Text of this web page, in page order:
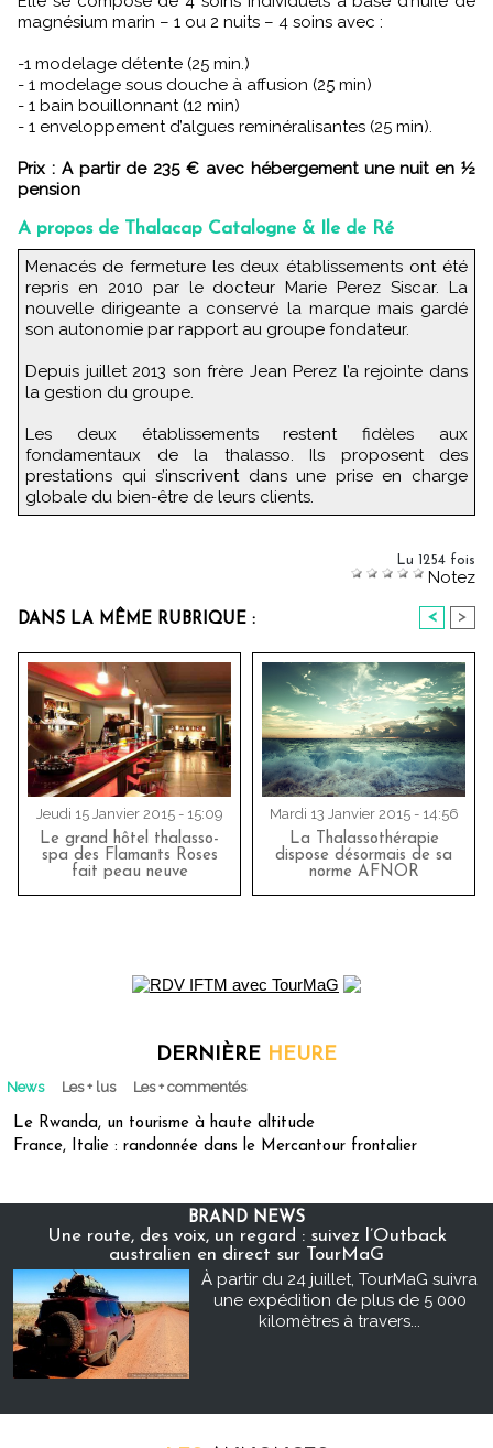
magnésium marin – 1 ou 2 nuits – 4 soins avec :
-1 modelage détente (25 min.)
- 1 modelage sous douche à affusion (25 min)
- 1 bain bouillonnant (12 min)
- 1 enveloppement d’algues reminéralisantes (25 min).
Prix : A partir de 235 € avec hébergement une nuit en ½
pension
A propos de Thalacap Catalogne & Ile de Ré
Menacés de fermeture les deux établissements ont été
repris en 2010 par le docteur Marie Perez Siscar. La
nouvelle dirigeante a conservé la marque mais gardé
son autonomie par rapport au groupe fondateur.
Depuis juillet 2013 son frère Jean Perez l’a rejointe dans
la gestion du groupe.
Les deux établissements restent fidèles aux
fondamentaux de la thalasso. Ils proposent des
prestations qui s’inscrivent dans une prise en charge
globale du bien-être de leurs clients.
Lu 1254 fois
Notez
DANS LA MÊME RUBRIQUE : < >
Jeudi 15 Janvier 2015 - 15:09
Le grand hôtel thalasso-
spa des Flamants Roses
fait peau neuve
Mardi 13 Janvier 2015 - 14:56
La Thalassothérapie
dispose désormais de sa
norme AFNOR
DERNIÈRE HEURE
News Les + lus Les + commentés
Le Rwanda, un tourisme à haute altitude
France, Italie : randonnée dans le Mercantour frontalier
BRAND NEWS
Une route, des voix, un regard : suivez l’Outback
australien en direct sur TourMaG
À partir du 24 juillet, TourMaG suivra
une expédition de plus de 5 000
kilomètres à travers...